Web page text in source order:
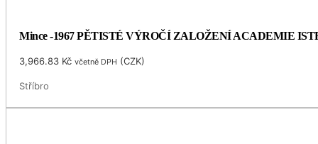
Mince -1967 PĚTISTÉ VÝROČÍ ZALOŽENÍ ACADEMIE
3,966.83 Kč včetně DPH (CZK)
Stříbro